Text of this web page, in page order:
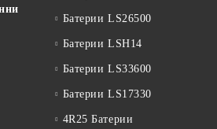
Батерии LS26500
Батерии LSH14
Батерии LS33600
Батерии LS17330
4R25 Батерии